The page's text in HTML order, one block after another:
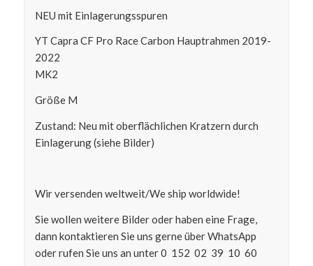
NEU mit Einlagerungsspuren
YT Capra CF Pro Race Carbon Hauptrahmen 2019-
2022
MK2
Größe M
Zustand: Neu mit oberflächlichen Kratzern durch
Einlagerung (siehe Bilder)
Wir versenden weltweit/We ship worldwide!
Sie wollen weitere Bilder oder haben eine Frage,
dann kontaktieren Sie uns gerne über WhatsApp
oder rufen Sie uns an unter 0 152 02 39 10 60